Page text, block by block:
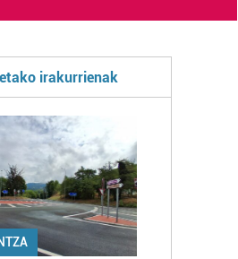
irakurrienak